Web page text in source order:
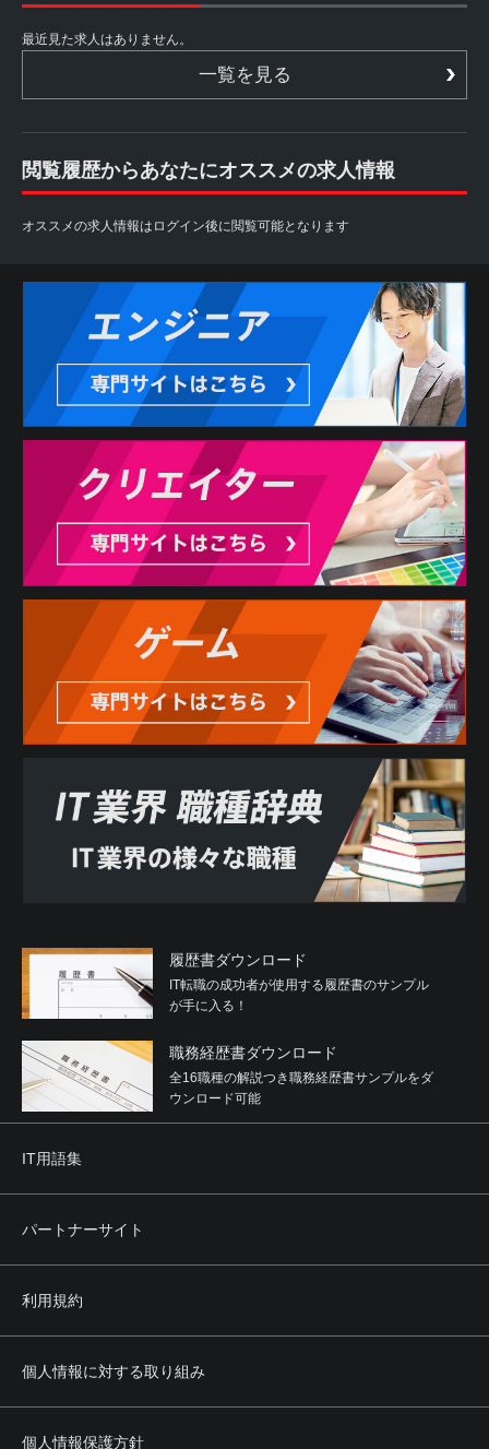
最近見た求人はありません。
一覧を見る
閲覧履歴からあなたにオススメの求人情報
オススメの求人情報はログイン後に閲覧可能となります
履歴書ダウンロード
IT転職の成功者が使用する履歴書のサンプル
が手に入る！
職務経歴書ダウンロード
全16職種の解説つき職務経歴書サンプルをダ
ウンロード可能
IT用語集
パートナーサイト
利用規約
個人情報に対する取り組み
個人情報保護方針